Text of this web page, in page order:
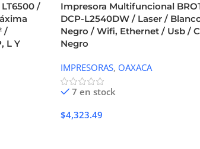
/
/
L Y
Impresora Multifuncional
DCP-L2540DW / Laser /
Negro / Wifi, Ethernet / Usb /
Negro
IMPRESORAS, OAXACA
7 en stock
$4,323.49